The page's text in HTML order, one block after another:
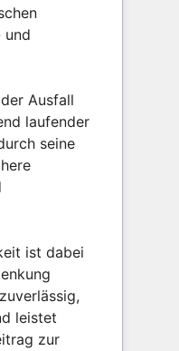
und
Ausfall
laufender
seine
ist dabei
leistet
zur